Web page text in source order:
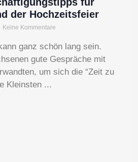
der Hochzeitsfeier
Keine Kommentare
ganz schön lang sein.
gute Gespräche mit
um sich die “Zeit zu
Kleinsten ...